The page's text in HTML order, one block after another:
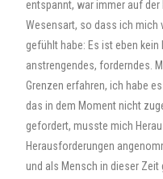
entspannt, war immer auf
Wesensart, so dass ich mich
gefühlt habe: Es ist eben
anstrengendes, forderndes.
Grenzen erfahren, ich habe
das in dem Moment nicht
gefordert, musste mich
Herausforderungen
und als Mensch in dieser